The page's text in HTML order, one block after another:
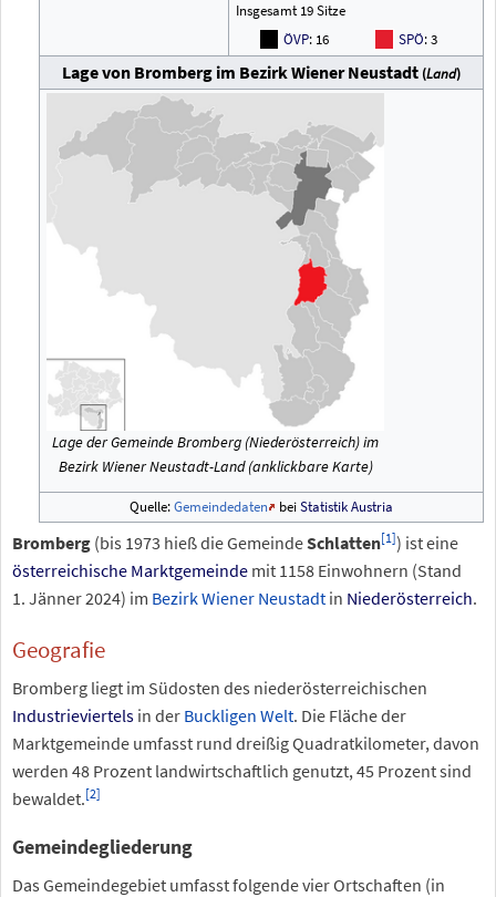
Insgesamt 19 Sitze
ÖVP: 16 SPÖ: 3
Lage von Bromberg im Bezirk Wiener Neustadt (Land)
Lage der Gemeinde Bromberg (Niederösterreich) im
Bezirk Wiener Neustadt-Land (anklickbare Karte)
Quelle:Gemeindedaten beiStatistik Austria
Bromberg (bis 1973 hieß die GemeindeSchlatten[1]) ist eine
österreichische Marktgemeinde mit 1158 Einwohnern (Stand
1. Jänner 2024) im Bezirk Wiener Neustadt in Niederösterreich.
Geografie
Bromberg liegt im Südosten des niederösterreichischen
Industrieviertels in der Buckligen Welt. Die Fläche der
Marktgemeinde umfasst rund dreißig Quadratkilometer, davon
werden 48 Prozent landwirtschaftlich genutzt, 45 Prozent sind
bewaldet.[2]
Gemeindegliederung
Das Gemeindegebiet umfasst folgende vier Ortschaften (in